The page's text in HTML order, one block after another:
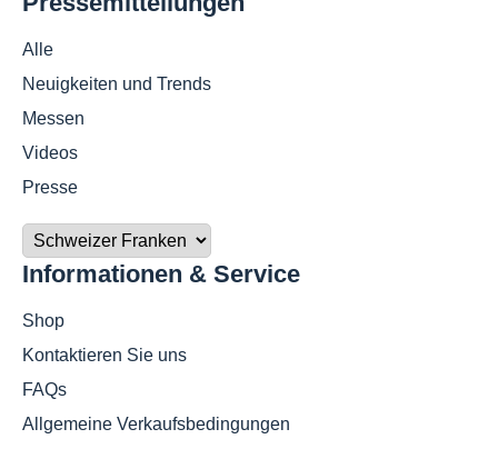
Alle
Neuigkeiten und Trends
Messen
Videos
Presse
Informationen & Service
Shop
Kontaktieren Sie uns
FAQs
Allgemeine Verkaufsbedingungen